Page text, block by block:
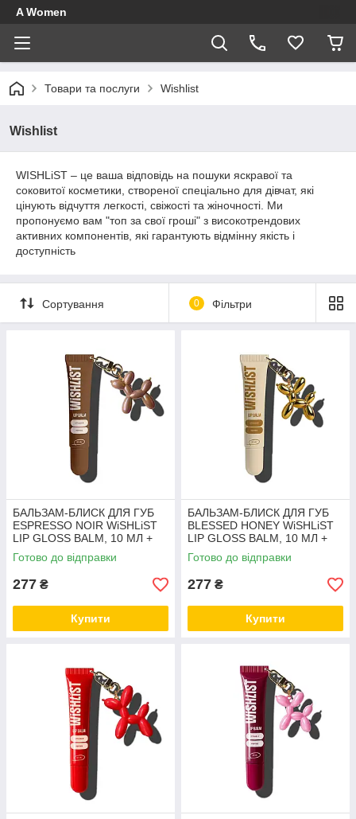
A Women
Товари та послуги Wishlist
Wishlist
WISHLiST – це ваша відповідь на пошуки яскравої та
соковитої косметики, створеної спеціально для дівчат, які
цінують відчуття легкості, свіжості та жіночності. Ми
пропонуємо вам "топ за свої гроші" з високотрендових
активних компонентів, які гарантують відмінну якість і
доступність
Сортування 0 Фільтри
БАЛЬЗАМ-БЛИСК ДЛЯ ГУБ
ESPRESSO NOIR WiSHLiST
LIP GLOSS BALM, 10 МЛ +
ІГРАШКА-БРЕЛОК
Готово до відправки
277 ₴
Купити
БАЛЬЗАМ-БЛИСК ДЛЯ ГУБ
BLESSED HONEY WiSHLiST
LIP GLOSS BALM, 10 МЛ +
ІГРАШКА-БРЕЛОК
Готово до відправки
277 ₴
Купити